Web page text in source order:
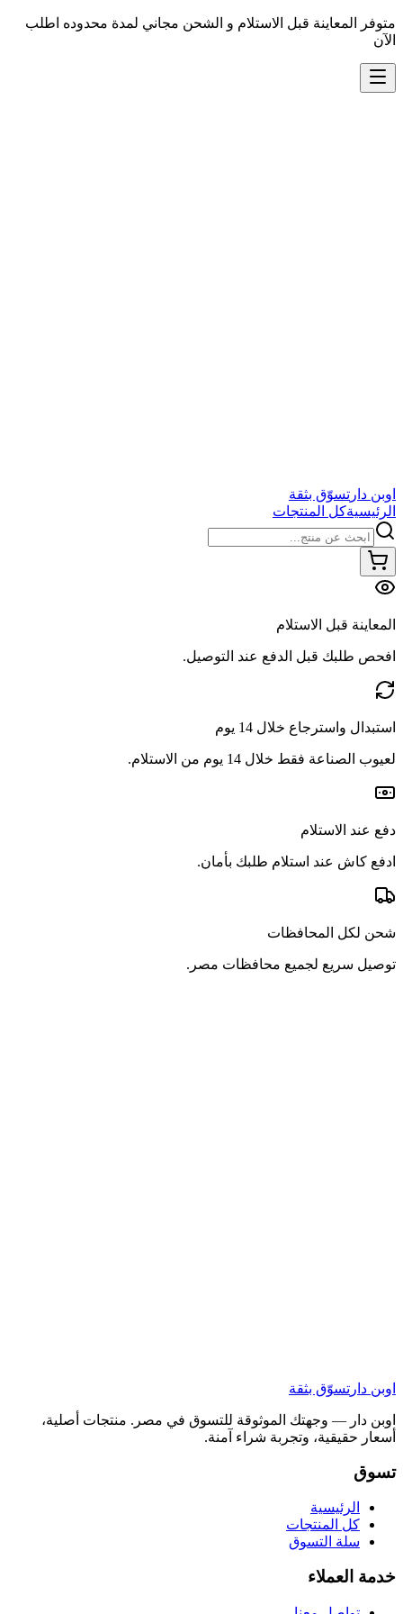
متوفر المعاينة قبل الاستلام و الشحن مجاني لمدة محدوده اطلب
الآن
اوبن دار تسوّق بثقة
الرئيسيةكل المنتجات
المعاينة قبل الاستلام
افحص طلبك قبل الدفع عند التوصيل.
استبدال واسترجاع خلال 14 يوم
لعيوب الصناعة فقط خلال 14 يوم من الاستلام.
دفع عند الاستلام
ادفع كاش عند استلام طلبك بأمان.
شحن لكل المحافظات
توصيل سريع لجميع محافظات مصر.
اوبن دار تسوّق بثقة
اوبن دار — وجهتك الموثوقة للتسوق في مصر. منتجات أصلية،
أسعار حقيقية، وتجربة شراء آمنة.
تسوق
الرئيسية
كل المنتجات
سلة التسوق
خدمة العملاء